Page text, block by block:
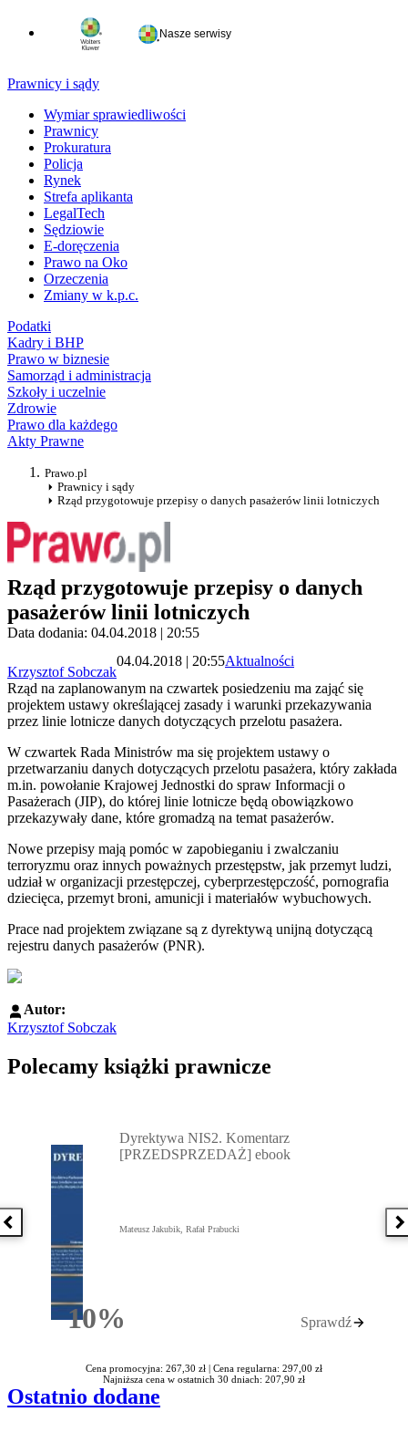
Nasze serwisy
Prawnicy i sądy
Wymiar sprawiedliwości
Prawnicy
Prokuratura
Policja
Rynek
Strefa aplikanta
LegalTech
Sędziowie
E-doręczenia
Prawo na Oko
Orzeczenia
Zmiany w k.p.c.
Podatki
Kadry i BHP
Prawo w biznesie
Samorząd i administracja
Szkoły i uczelnie
Zdrowie
Prawo dla każdego
Akty Prawne
Prawo.pl
Prawnicy i sądy
Rząd przygotowuje przepisy o danych pasażerów linii lotniczych
Rząd przygotowuje przepisy o danych
pasażerów linii lotniczych
Data dodania: 04.04.2018 | 20:55
Krzysztof Sobczak
04.04.2018 | 20:55Aktualności
Rząd na zaplanowanym na czwartek posiedzeniu ma zająć się
projektem ustawy określającej zasady i warunki przekazywania
przez linie lotnicze danych dotyczących przelotu pasażera.
W czwartek Rada Ministrów ma się projektem ustawy o
przetwarzaniu danych dotyczących przelotu pasażera, który zakłada
m.in. powołanie Krajowej Jednostki do spraw Informacji o
Pasażerach (JIP), do której linie lotnicze będą obowiązkowo
przekazywały dane, które gromadzą na temat pasażerów.
Nowe przepisy mają pomóc w zapobieganiu i zwalczaniu
terroryzmu oraz innych poważnych przestępstw, jak przemyt ludzi,
udział w organizacji przestępczej, cyberprzestępczość, pornografia
dziecięca, przemyt broni, amunicji i materiałów wybuchowych.
Prace nad projektem związane są z dyrektywą unijną dotyczącą
rejestru danych pasażerów (PNR).
Autor:
Krzysztof Sobczak
Polecamy książki prawnicze
Poprzednia książka
10%Rabatu
Dyrektywa NIS2. Komentarz
[PRZEDSPRZEDAŻ] ebook
Mateusz Jakubik, Rafał Prabucki
Sprawdź
Cena promocyjna: 267,30 zł | Cena regularna: 297,00 zł
Najniższa cena w ostatnich 30 dniach: 207,90 zł
Ostatnio dodane